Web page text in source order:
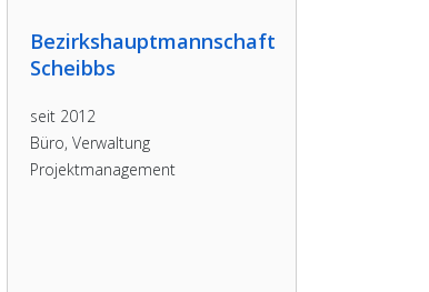
Bezirkshauptmannschaft
Scheibbs
seit 2012
Büro, Verwaltung
Projektmanagement